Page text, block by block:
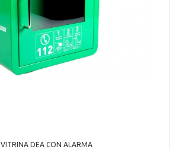
VITRINA DEA CON ALARMA